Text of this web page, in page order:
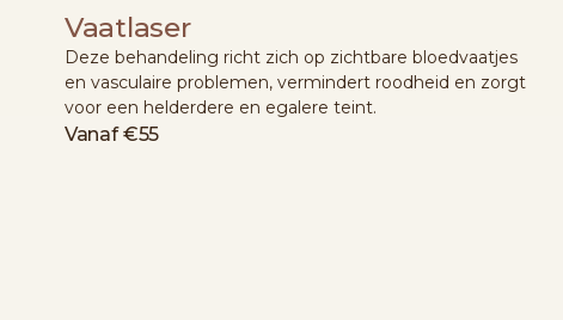
Vaatlaser
Deze behandeling richt zich op zichtbare bloedvaatjes
en vasculaire problemen, vermindert roodheid en zorgt
voor een helderdere en egalere teint.
Vanaf €55